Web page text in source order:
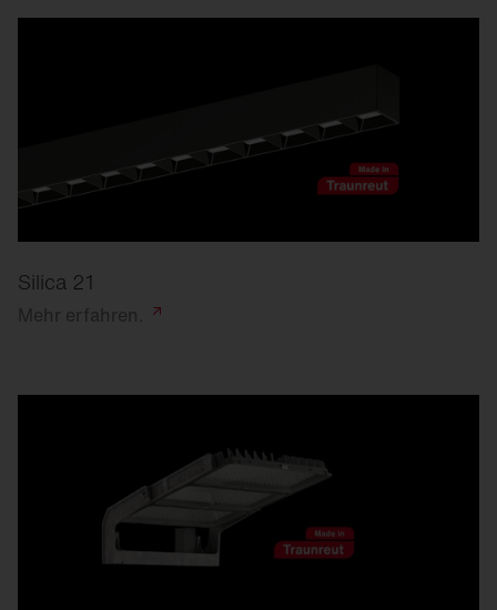
Silica 21
Mehr erfahren.